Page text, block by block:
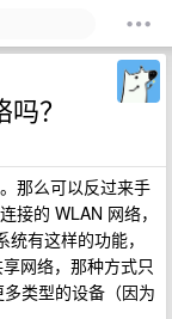
？
那么可以反过来手
接的 WLAN 网络，
有这样的功能，
网络，那种方式只
类型的设备（因为